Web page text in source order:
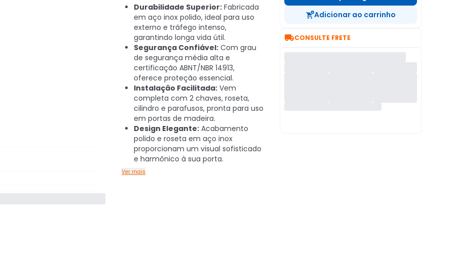
Durabilidade Superior: Fabricada
em aço inox polido, ideal para uso
externo e tráfego intenso,
garantindo longa vida útil.
Segurança Confiável: Com grau
de segurança média alta e
certificação ABNT/NBR 14913,
oferece proteção essencial.
Instalação Facilitada: Vem
completa com 2 chaves, roseta,
cilindro e parafusos, pronta para uso
em portas de madeira.
Design Elegante: Acabamento
polido e roseta em aço inox
proporcionam um visual sofisticado
e harmônico à sua porta.
Ver mais
Adicionar ao carrinho
CONSULTE FRETE